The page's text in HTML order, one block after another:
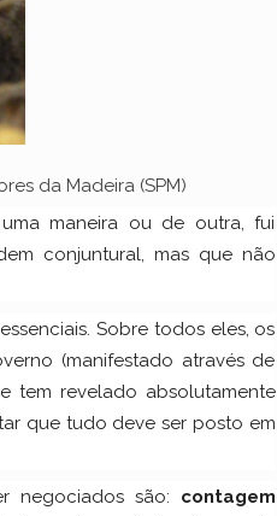
da Madeira (SPM)
maneira ou de outra, fui
conjuntural, mas que não
Sobre todos eles, os
(manifestado através de
tem revelado absolutamente
que tudo deve ser posto em
negociados são: contagem